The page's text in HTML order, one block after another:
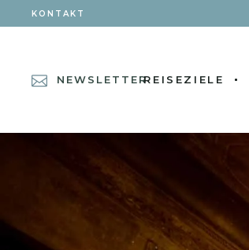
KONTAKT
NEWSLETTERREISEZIELE